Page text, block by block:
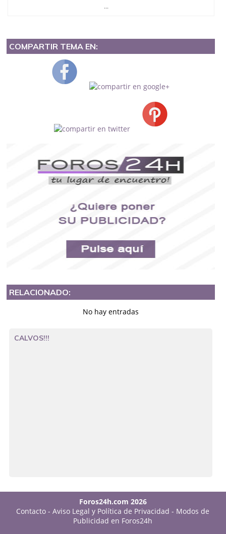
...
COMPARTIR TEMA EN:
RELACIONADO:
No hay entradas
CALVOS!!!
Foros24h.com 2026
Contacto -Aviso Legal y Política de Privacidad - Modos de
Publicidad en Foros24h